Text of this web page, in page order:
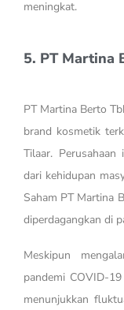
meningkat.
5. PT Martina
PT Martina Berto
brand kosmetik
Tilaar.
dari kehidupan
Saham PT Martina
diperdagangkan di
Meskipun
pandemi COVID-
menunjukkan